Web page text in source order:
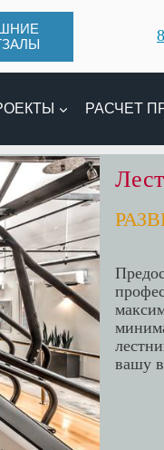
РАСЧЕТ
вашу